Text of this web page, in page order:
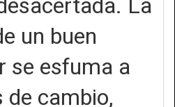
La
un buen
se esfuma a
de cambio,